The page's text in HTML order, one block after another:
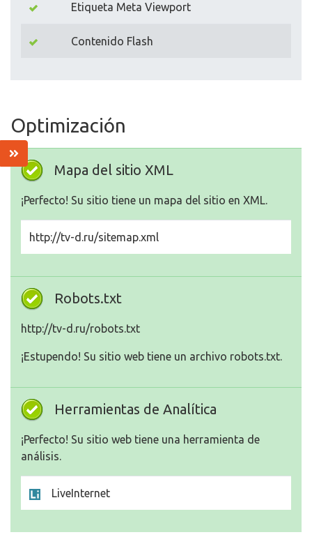
Etiqueta Meta Viewport
Contenido Flash
Optimización
Mapa del sitio XML
¡Perfecto! Su sitio tiene un mapa del sitio en XML.
http://tv-d.ru/sitemap.xml
Robots.txt
http://tv-d.ru/robots.txt
¡Estupendo! Su sitio web tiene un archivo robots.txt.
Herramientas de Analítica
¡Perfecto! Su sitio web tiene una herramienta de
análisis.
LiveInternet